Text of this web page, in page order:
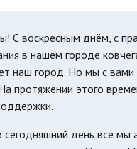
С воскресным днём, с
в нашем городе
наш город. Но мы с
протяжении этого
день все мы